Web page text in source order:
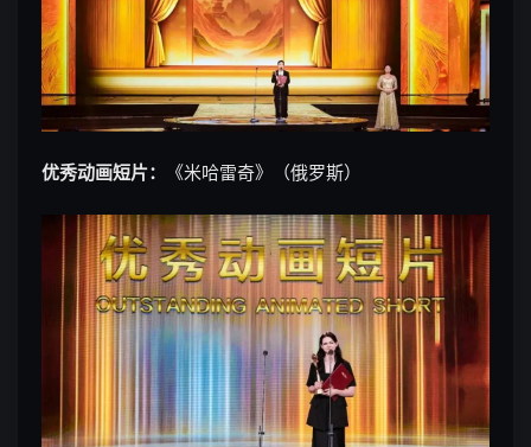
优秀动画短片： 《米哈雷奇》（俄罗斯）